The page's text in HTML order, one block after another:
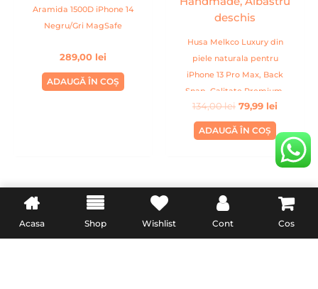
Aramida 1500D iPhone 14
Negru/Gri MagSafe
289,00 lei
ADAUGĂ ÎN COȘ
Husa Melkco Luxury din
piele naturala pentru
iPhone 13 Pro Max, Back
Snap, Calitate Premium,
Handmade, Albastru
deschis
134,00lei 79,99 lei
ADAUGĂ ÎN COȘ
INFORMATII UTILE LEGAL
Acasa Shop Wishlist Cont Cos